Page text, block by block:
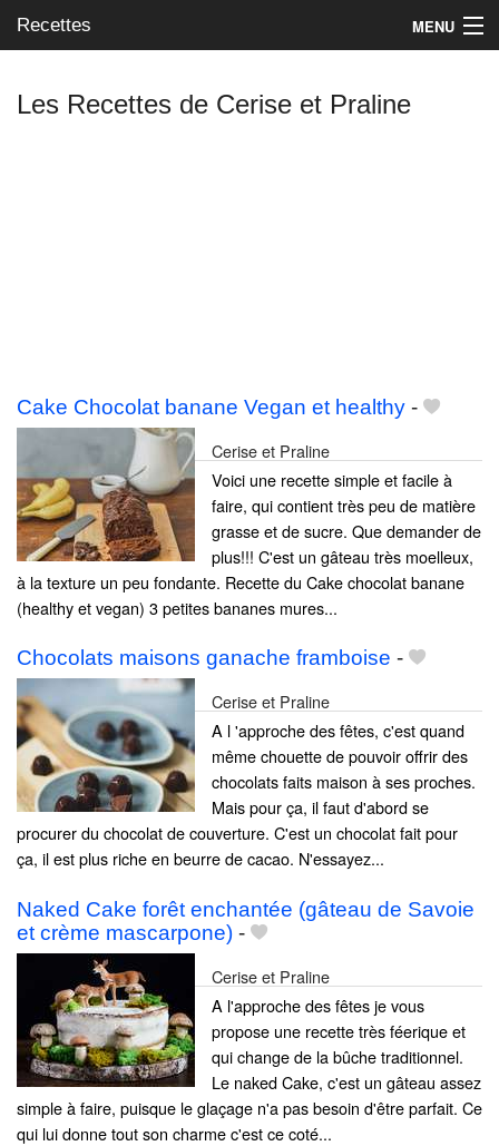
Recettes MENU
Les Recettes de Cerise et Praline
Cake Chocolat banane Vegan et healthy -
Cerise et Praline
Voici une recette simple et facile à
faire, qui contient très peu de matière
grasse et de sucre. Que demander de
plus!!! C'est un gâteau très moelleux,
à la texture un peu fondante. Recette du Cake chocolat banane
(healthy et vegan) 3 petites bananes mures...
Chocolats maisons ganache framboise -
Cerise et Praline
A l 'approche des fêtes, c'est quand
même chouette de pouvoir offrir des
chocolats faits maison à ses proches.
Mais pour ça, il faut d'abord se
procurer du chocolat de couverture. C'est un chocolat fait pour
ça, il est plus riche en beurre de cacao. N'essayez...
Naked Cake forêt enchantée (gâteau de Savoie
et crème mascarpone) -
Cerise et Praline
A l'approche des fêtes je vous
propose une recette très féerique et
qui change de la bûche traditionnel.
Le naked Cake, c'est un gâteau assez
simple à faire, puisque le glaçage n'a pas besoin d'être parfait. Ce
qui lui donne tout son charme c'est ce coté...